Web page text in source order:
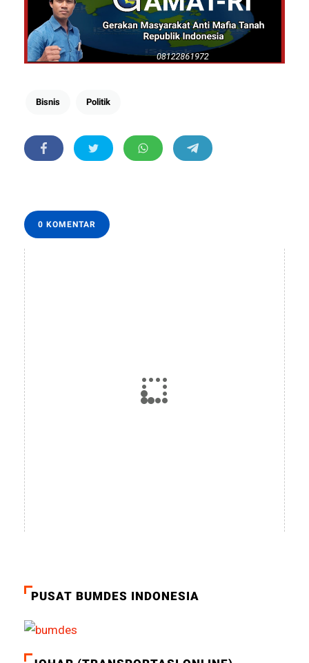
Bisnis Politik
0 KOMENTAR
PUSAT BUMDES INDONESIA